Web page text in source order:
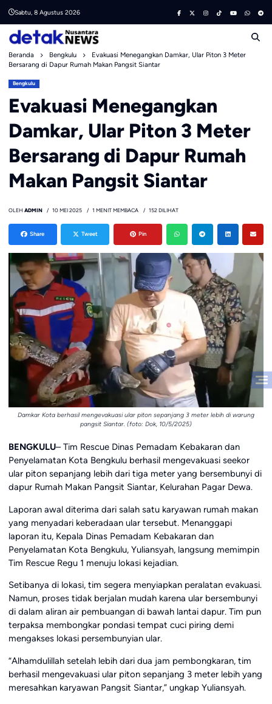
content
Sabtu, 8 Agustus 2026
Beranda Bengkulu
Evakuasi Menegangkan Damkar, Ular Piton 3 Meter
Bersarang di Dapur Rumah Makan Pangsit Siantar
Bengkulu
Evakuasi Menegangkan
Damkar, Ular Piton 3 Meter
Bersarang di Dapur Rumah
Makan Pangsit Siantar
OLEH ADMIN 10 MEI 2025 1 MENIT MEMBACA 152 DILIHAT
Share Tweet Pin
Damkar Kota berhasil mengevakuasi ular piton sepanjang 3 meter lebih di warung
pangsit Siantar. (foto: Dok, 10/5/2025)
BENGKULU– Tim Rescue Dinas Pemadam Kebakaran dan
Penyelamatan Kota Bengkulu berhasil mengevakuasi seekor
ular piton sepanjang lebih dari tiga meter yang bersembunyi di
dapur Rumah Makan Pangsit Siantar, Kelurahan Pagar Dewa.
Laporan awal diterima dari salah satu karyawan rumah makan
yang menyadari keberadaan ular tersebut. Menanggapi
laporan itu, Kepala Dinas Pemadam Kebakaran dan
Penyelamatan Kota Bengkulu, Yuliansyah, langsung memimpin
Tim Rescue Regu 1 menuju lokasi kejadian.
Setibanya di lokasi, tim segera menyiapkan peralatan evakuasi.
Namun, proses tidak berjalan mudah karena ular bersembunyi
di dalam aliran air pembuangan di bawah lantai dapur. Tim pun
terpaksa membongkar pondasi tempat cuci piring demi
mengakses lokasi persembunyian ular.
“Alhamdulillah setelah lebih dari dua jam pembongkaran, tim
berhasil mengevakuasi ular piton sepanjang 3 meter lebih yang
meresahkan karyawan Pangsit Siantar,” ungkap Yuliansyah.